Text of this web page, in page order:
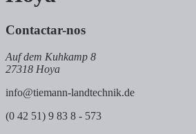
Contactar-nos
Auf dem Kuhkamp 8
27318 Hoya
info@tiemann-landtechnik.de
(0 42 51) 9 83 8 - 573